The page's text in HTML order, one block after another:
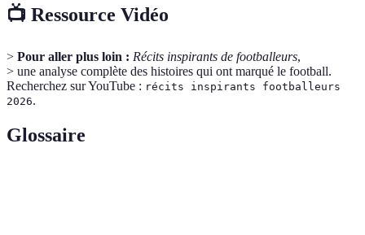
📺 Ressource Vidéo
> Pour aller plus loin : Récits inspirants de footballeurs,
> une analyse complète des histoires qui ont marqué le football.
Recherchez sur YouTube : récits inspirants footballeurs
2026.
Glossaire